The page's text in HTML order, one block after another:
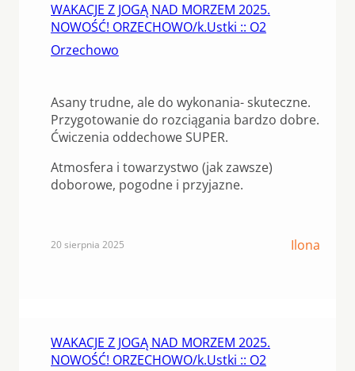
WAKACJE Z JOGĄ NAD MORZEM 2025.
NOWOŚĆ! ORZECHOWO/k.Ustki :: O2
Orzechowo
Asany trudne, ale do wykonania- skuteczne.
Przygotowanie do rozciągania bardzo dobre.
Ćwiczenia oddechowe SUPER.
Atmosfera i towarzystwo (jak zawsze)
doborowe, pogodne i przyjazne.
20 sierpnia 2025 Ilona
WAKACJE Z JOGĄ NAD MORZEM 2025.
NOWOŚĆ! ORZECHOWO/k.Ustki :: O2